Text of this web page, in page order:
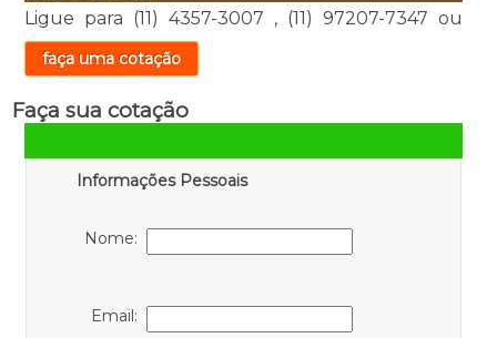
Ligue para (11) 4357-3007 , (11) 97207-7347 ou
faça uma cotação
Faça sua cotação
Informações Pessoais
Nome:
Email: